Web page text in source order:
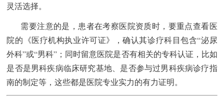
灵活选择。
需要注意的是，患者在考察医院资质时，要重点查看医
院的《医疗机构执业许可证》，确认其诊疗科目包含“泌尿
外科”或“男科”；同时留意医院是否有相关的专科认证，比如
是否是男科疾病临床研究基地、是否参与过男科疾病诊疗指
南的制定等，这些都是医院专业实力的有力证明。